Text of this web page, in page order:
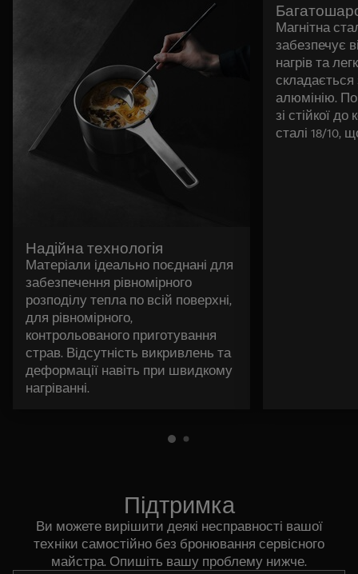
Надійна технологія
Матеріали ідеально поєднані для
забезпечення рівномірного
розподілу тепла по всій поверхні,
для рівномірного,
контрольованого приготування
страв. Відсутність викривлень та
деформації навіть при швидкому
нагріванні.
Магнітна
забезпечує
нагрів та
складається
алюмінію.
зі стійкої до
сталі 18/10,
Підтримка
Ви можете вирішити деякі несправності вашої
техніки самостійно без бронювання сервісного
майстра. Опишіть вашу проблему нижче.